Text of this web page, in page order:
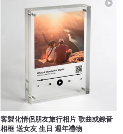
客製化情侶朋友旅行相片 歌曲或錄音
相框 送女友 生日 週年禮物